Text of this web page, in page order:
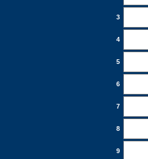
3
4
5
6
7
8
9